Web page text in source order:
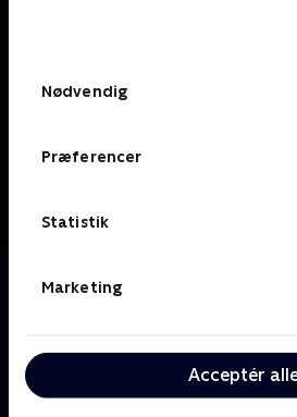
Nødvendig
Præferencer
Statistik
Marketing
Acceptér
Kokainhandelen, som vi kender
Barbie og narkobaronen
verdens første kokainstat og
Escobar. DEA-agent Michael